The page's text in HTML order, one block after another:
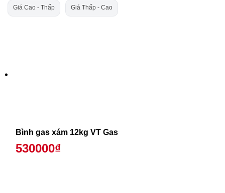
Giá Cao - Thấp Giá Thấp - Cao
Bình gas xám 12kg VT Gas
530000₫